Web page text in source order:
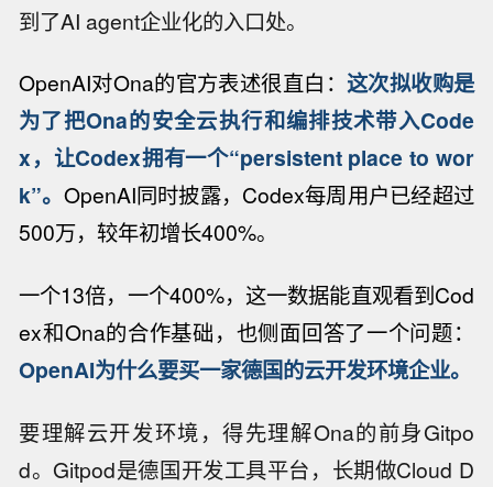
到了AI agent企业化的入口处。
OpenAI对Ona的官方表述很直白： 这次拟收购是
为了把Ona的安全云执行和编排技术带入Code
x，让Codex拥有一个“persistent place to wor
k”。 OpenAI同时披露，Codex每周用户已经超过
500万，较年初增长400%。
一个13倍，一个400%，这一数据能直观看到Cod
ex和Ona的合作基础，也侧面回答了一个问题：
OpenAI为什么要买一家德国的云开发环境企业。
要理解云开发环境，得先理解Ona的前身Gitpo
d。Gitpod是德国开发工具平台，长期做Cloud D